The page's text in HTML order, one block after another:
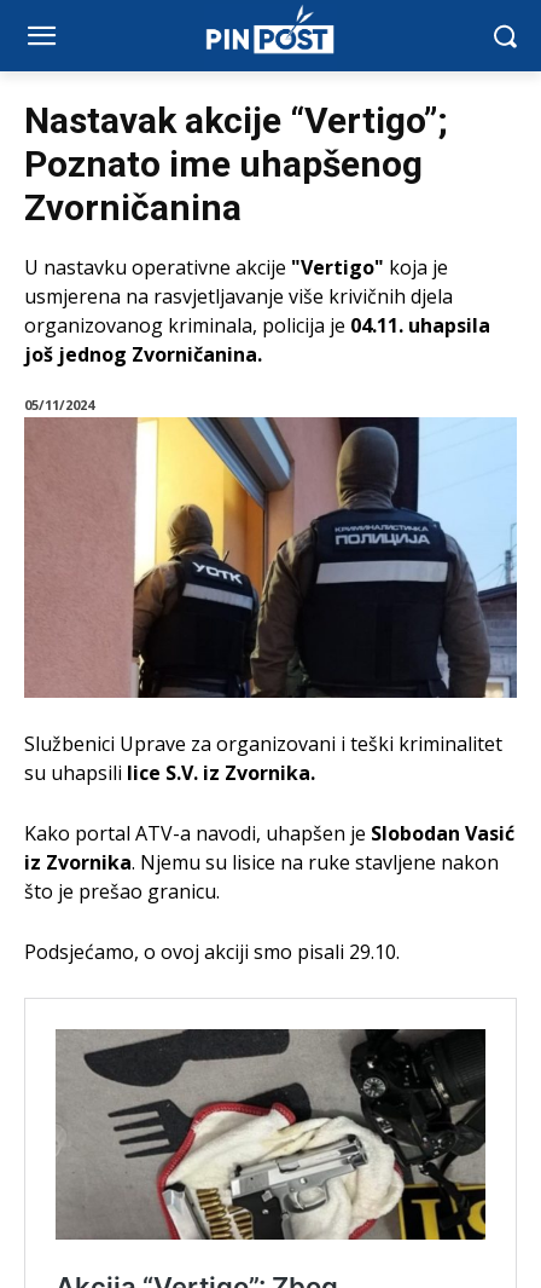
Nastavak akcije “Vertigo”;
Poznato ime uhapšenog
Zvorničanina
U nastavku operativne akcije "Vertigo" koja je
usmjerena na rasvjetljavanje više krivičnih djela
organizovanog kriminala, policija je 04.11. uhapsila
još jednog Zvorničanina.
05/11/2024
Službenici Uprave za organizovani i teški kriminalitet
su uhapsili lice S.V. iz Zvornika.
Kako portal ATV-a navodi, uhapšen je Slobodan Vasić
iz Zvornika. Njemu su lisice na ruke stavljene nakon
što je prešao granicu.
Podsjećamo, o ovoj akciji smo pisali 29.10.